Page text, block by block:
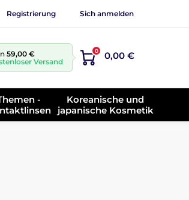
Registrierung Sich anmelden
59,00 €
Versand
0 0,00 €
-
Koreanische und
japanische Kosmetik